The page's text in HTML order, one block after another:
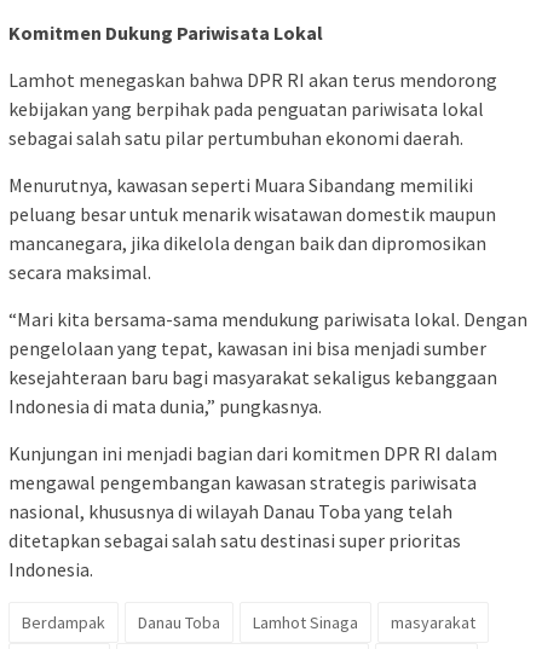
Komitmen Dukung Pariwisata Lokal
Lamhot menegaskan bahwa DPR RI akan terus mendorong
kebijakan yang berpihak pada penguatan pariwisata lokal
sebagai salah satu pilar pertumbuhan ekonomi daerah.
Menurutnya, kawasan seperti Muara Sibandang memiliki
peluang besar untuk menarik wisatawan domestik maupun
mancanegara, jika dikelola dengan baik dan dipromosikan
secara maksimal.
“Mari kita bersama-sama mendukung pariwisata lokal. Dengan
pengelolaan yang tepat, kawasan ini bisa menjadi sumber
kesejahteraan baru bagi masyarakat sekaligus kebanggaan
Indonesia di mata dunia,” pungkasnya.
Kunjungan ini menjadi bagian dari komitmen DPR RI dalam
mengawal pengembangan kawasan strategis pariwisata
nasional, khususnya di wilayah Danau Toba yang telah
ditetapkan sebagai salah satu destinasi super prioritas
Indonesia.
Berdampak Danau Toba Lamhot Sinaga masyarakat